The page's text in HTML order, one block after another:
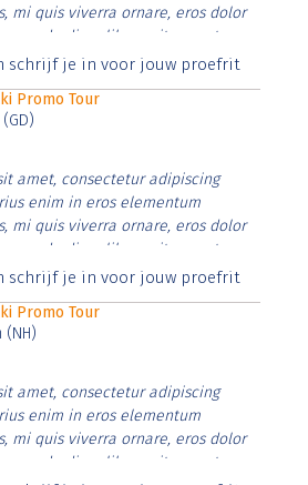
mi quis viverra ornare, eros dolor
diam libero vitae erat.
et justo cursus id rutrum lorem
schrijf je in voor jouw proefrit
Promo Tour
amet, consectetur adipiscing
enim in eros elementum
mi quis viverra ornare, eros dolor
diam libero vitae erat.
et justo cursus id rutrum lorem
schrijf je in voor jouw proefrit
Promo Tour
(NH)
amet, consectetur adipiscing
enim in eros elementum
mi quis viverra ornare, eros dolor
diam libero vitae erat.